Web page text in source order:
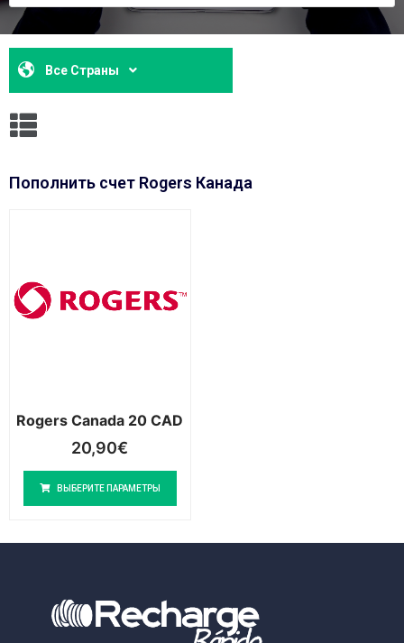
Все Страны
Пополнить счет Rogers Канада
Rogers Canada 20 CAD
20,90€
ВЫБЕРИТЕ ПАРАМЕТРЫ